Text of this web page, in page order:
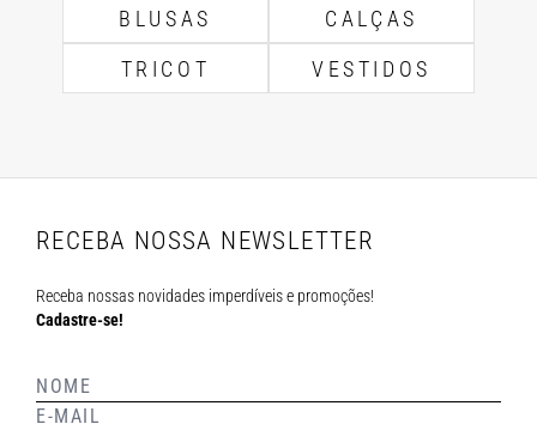
BLUSAS
CALÇAS
TRICOT
VESTIDOS
RECEBA NOSSA NEWSLETTER
Receba nossas novidades imperdíveis e promoções!
Cadastre-se!